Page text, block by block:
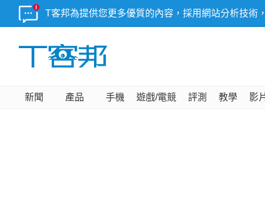
T客邦為提供您更多優質的內容，採用網站分析技術
新聞 產品 手機 遊戲/電競 評測 教學 影